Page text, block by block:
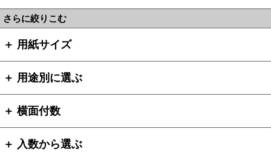
さらに絞りこむ
＋ 用紙サイズ
＋ 用途別に選ぶ
＋ 横面付数
＋ 入数から選ぶ